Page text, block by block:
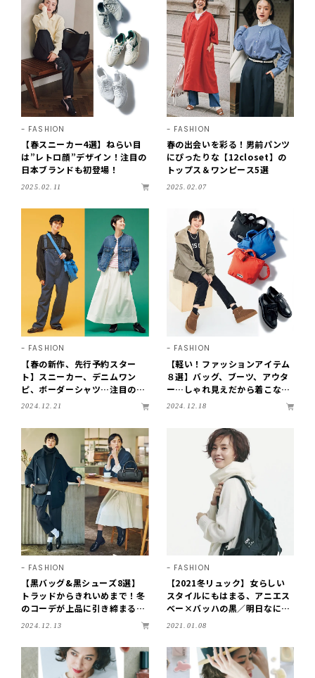
FASHION
【春スニーカー4選】ねらい目
は”レトロ顔”デザイン！注目の
日本ブランドも初登場！
2025.02.11
FASHION
春の出会いを彩る！男前パンツ
にぴったりな【12closet】の
トップス＆ワンピース5選
2025.02.07
FASHION
【春の新作、先行予約スター
ト】スニーカー、デニムワン
ピ、ボーダーシャツ…注目のア
イテムBEST5をチェック
2024.12.21
FASHION
【軽い！ファッションアイテム
８選】バッグ、ブーツ、アウタ
ー…しゃれ見えだから着こなし
の幅が広がる！
2024.12.18
FASHION
【黒バッグ&黒シューズ8選】
トラッドからきれいめまで！冬
のコーデが上品に引き締まるア
イテムを厳選
2024.12.13
FASHION
【2021冬リュック】女らしい
スタイルにもはまる、アニエス
べー×バッハの黒／明日なに着
る？＠LEE
2021.01.08